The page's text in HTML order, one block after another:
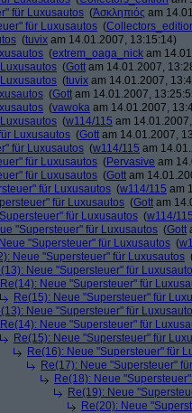
für Luxusautos (Ἀσκληπιός am
für Luxusautos (
(tuvix am 14.01.2007, 13:15:14)
(extrem_oaga_nick am
(Gott am 14.01.2007,
(tuvix am 14.01.2007,
(Gott am 14.01.2007,
(vawoka am 14.01.2007,
(w114/115 am
Luxusautos (Gott am 14.01.2007,
für Luxusautos (w114/115 am
für Luxusautos (Pervasive am
für Luxusautos (Gott am
für Luxusautos (w114/115 am
für Luxusautos (Gott am
für Luxusautos (w114/
"Supersteuer" für Luxusautos (Gott
"Supersteuer" für Luxusautos (
Neue "Supersteuer" für Luxusautos
Neue "Supersteuer" für
Re(14): Neue "Supersteuer" für
Re(15): Neue "Supersteuer" für
Neue "Supersteuer" für
Re(14): Neue "Supersteuer" für
Re(15): Neue "Supersteuer" für
Re(16): Neue "Supersteuer" für
Re(17): Neue "Supersteuer"
Re(18): Neue
Re(19): Neue
Re(20): Neue